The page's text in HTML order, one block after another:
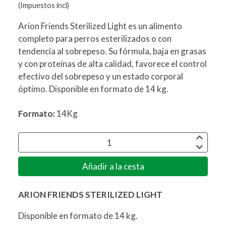
(Impuestos incl)
Arion Friends Sterilized Light es un alimento
completo para perros esterilizados o con
tendencia al sobrepeso. Su fórmula, baja en grasas
y con proteínas de alta calidad, favorece el control
efectivo del sobrepeso y un estado corporal
óptimo. Disponible en formato de 14 kg.
Formato:14Kg
Añadir a la cesta
ARION FRIENDS STERILIZED LIGHT
Disponible en formato de 14 kg.